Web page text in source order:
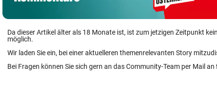
Da dieser Artikel älter als 18 Monate ist, ist zum jetzigen Zeitpunkt
möglich.
Wir laden Sie ein, bei einer aktuelleren themenrelevanten Story
Bei Fragen können Sie sich gern an das Community-Team per Mail an